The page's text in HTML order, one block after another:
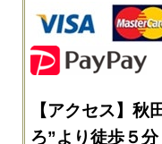
【アクセス】秋
ろ”より徒歩５